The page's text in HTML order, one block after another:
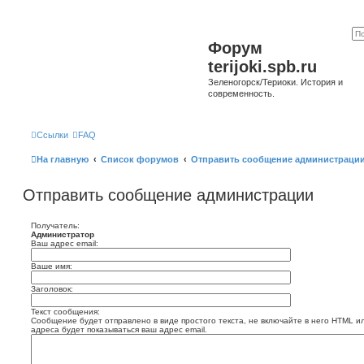
Форум
terijoki.spb.ru
Зеленогорск/Териоки. История и
современность.
Ссылки FAQ
На главную Список форумов Отправить сообщение
Отправить сообщение администрации
Получатель:
Администратор
Ваш адрес email:
Ваше имя:
Заголовок:
Текст сообщения:
Сообщение будет отправлено в виде простого текста, не включайте в него HTML
адреса будет показываться ваш адрес email.